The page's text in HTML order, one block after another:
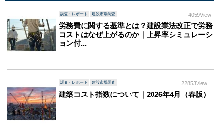
調査・レポート 建設市場調査 4059View
労務費に関する基準とは？建設業法改正で労務
コストはなぜ上がるのか｜上昇率シミュレーシ
ョン付...
調査・レポート 建設市場調査 22853View
建築コスト指数について｜2026年4月（春版）